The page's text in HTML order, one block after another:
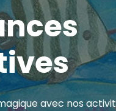
avec nos